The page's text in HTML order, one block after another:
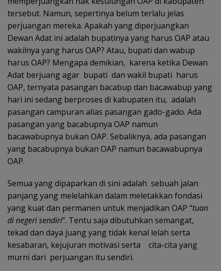
tersebut. Namun, sepertinya belum terlalu jelas
perjuangan mereka. Apakah yang diperjuangkan
Dewan Adat ini adalah bupatinya yang harus OAP atau
wakilnya yang harus OAP? Atau, bupati dan wabup
harus OAP? Mengapa demikian, karena ketika Dewan
Adat berjuang agar bupati dan wakil bupati harus
OAP, ternyata pasangan bacabup dan bacawabup yang
hari ini sedang berproses di kabupaten itu, adalah
pasangan campuran alias pasangan gado-gado. Ada
pasangan yang bacabupnya OAP namun
bacawabupnya bukan OAP. Sebaliknya, ada pasangan
yang bacabupnya bukan OAP namun bacawabupnya
OAP.
Semua yang dipaparkan di sini adalah sebuah jalan
panjang yang melelahkan dalam meletakkan fondasi
yang kuat dan permanen untuk menjadikan OAP “tuan
di negeri sendiri”. Tentu saja dibutuhkan semangat,
tekad dan daya juang yang tidak kenal lelah serta
kesabaran, kejujuran motivasi serta cita-cita yang
murni dari perjuangan itu sendiri.